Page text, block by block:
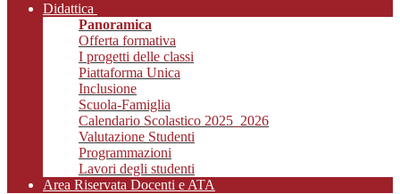
Didattica
Panoramica
Offerta formativa
I progetti delle classi
Piattaforma Unica
Inclusione
Scuola-Famiglia
Calendario Scolastico 2025_2026
Valutazione Studenti
Programmazioni
Lavori degli studenti
Area Riservata Docenti e ATA